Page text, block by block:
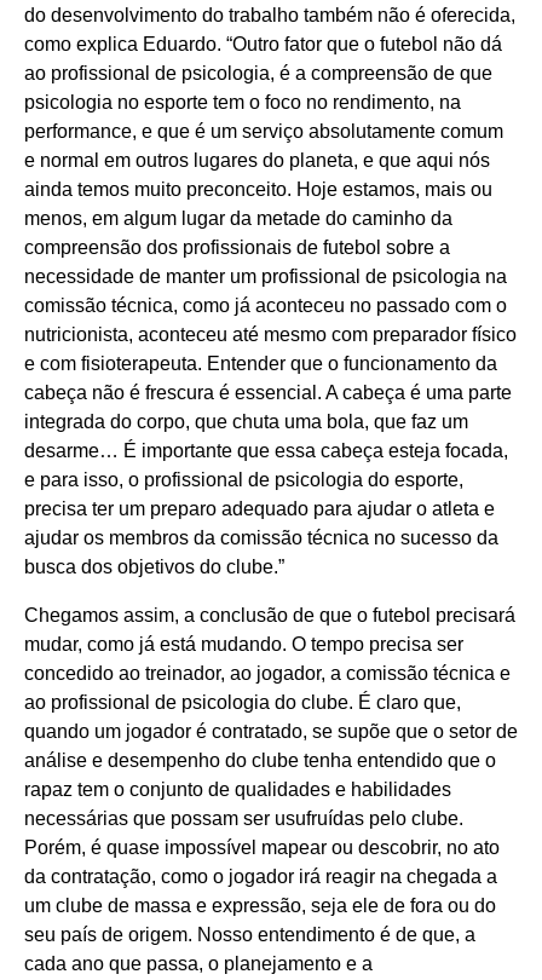
do desenvolvimento do trabalho também não é oferecida,
como explica Eduardo. “Outro fator que o futebol não dá
ao profissional de psicologia, é a compreensão de que
psicologia no esporte tem o foco no rendimento, na
performance, e que é um serviço absolutamente comum
e normal em outros lugares do planeta, e que aqui nós
ainda temos muito preconceito. Hoje estamos, mais ou
menos, em algum lugar da metade do caminho da
compreensão dos profissionais de futebol sobre a
necessidade de manter um profissional de psicologia na
comissão técnica, como já aconteceu no passado com o
nutricionista, aconteceu até mesmo com preparador físico
e com fisioterapeuta. Entender que o funcionamento da
cabeça não é frescura é essencial. A cabeça é uma parte
integrada do corpo, que chuta uma bola, que faz um
desarme… É importante que essa cabeça esteja focada,
e para isso, o profissional de psicologia do esporte,
precisa ter um preparo adequado para ajudar o atleta e
ajudar os membros da comissão técnica no sucesso da
busca dos objetivos do clube.”
Chegamos assim, a conclusão de que o futebol precisará
mudar, como já está mudando. O tempo precisa ser
concedido ao treinador, ao jogador, a comissão técnica e
ao profissional de psicologia do clube. É claro que,
quando um jogador é contratado, se supõe que o setor de
análise e desempenho do clube tenha entendido que o
rapaz tem o conjunto de qualidades e habilidades
necessárias que possam ser usufruídas pelo clube.
Porém, é quase impossível mapear ou descobrir, no ato
da contratação, como o jogador irá reagir na chegada a
um clube de massa e expressão, seja ele de fora ou do
seu país de origem. Nosso entendimento é de que, a
cada ano que passa, o planejamento e a